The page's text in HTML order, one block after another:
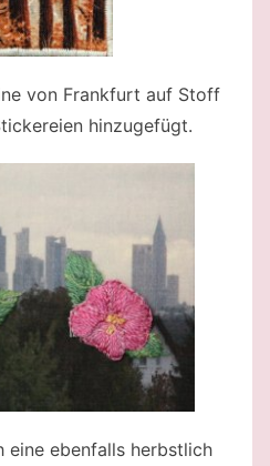
von Frankfurt auf Stoff
hinzugefügt.
eine ebenfalls herbstlich